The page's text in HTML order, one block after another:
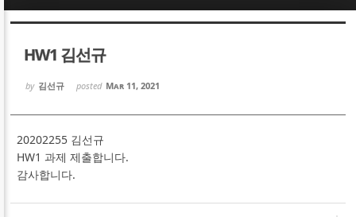
HW1 김선규
by 김선규 posted Mar 11, 2021
20202255 김선규
HW1 과제 제출합니다.
감사합니다.
Sketchbook5, 스케치북5
Sketchbook5, 스케치북5
Sketchbook5, 스케치북5
Sketchbook5, 스케치북5